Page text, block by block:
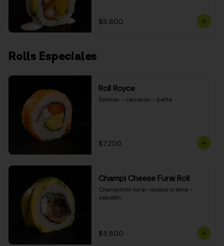
$8.600
Rolls Especiales
Roll Royce
Salmón - camarón - palta
$7.200
Champi Cheese Furai Roll
Champiñón furai- queso crema -
cebollín
$5.800